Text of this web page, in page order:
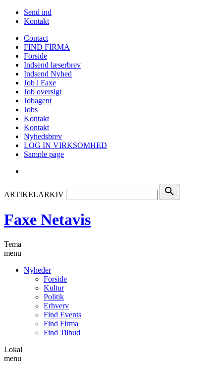
Send ind
Kontakt
Contact
FIND FIRMA
Forside
Indsend læserbrev
Indsend Nyhed
Job i Faxe
Job oversigt
Jobagent
Jobs
Kontakt
Kontakt
Nyhedsbrev
LOG IN VIRKSOMHED
Sample page
ARTIKELARKIV search
Faxe Netavis
Tema
menu
Nyheder
Forside
Kultur
Politik
Erhverv
Find Events
Find Firma
Find Tilbud
Lokal
menu